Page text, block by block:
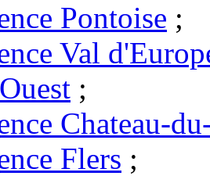
Pontoise ;
Val
;
Chateau-
Flers ;